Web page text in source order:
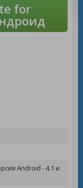
for
Android - 4.1 и